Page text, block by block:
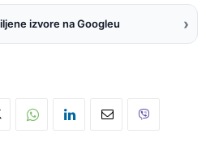
izvore na Googleu ›